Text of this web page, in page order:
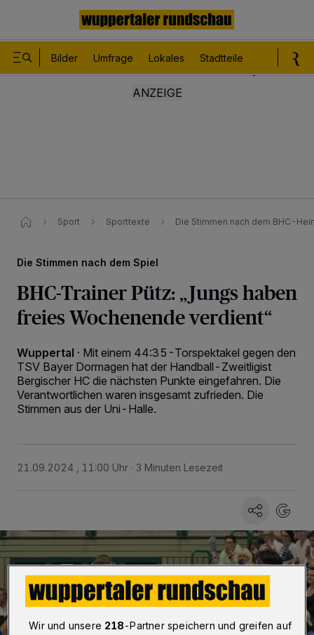
Bilder Umfrage Lokales Stadtteile
Sport Sporttexte Die Stimmen nach dem BHC-
Die Stimmen nach dem Spiel
BHC-Trainer Pütz: „Jungs haben
freies Wochenende verdient“
Wuppertal · Mit einem 44:35-Torspektakel gegen den
TSV Bayer Dormagen hat der Handball-Zweitligist
Bergischer HC die nächsten Punkte eingefahren. Die
Verantwortlichen waren insgesamt zufrieden. Die
Stimmen aus der Uni-Halle.
21.09.2024 , 11:00 Uhr 3 Minuten Lesezeit
Wir und unsere 218-Partner speichern und greifen auf